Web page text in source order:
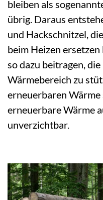
bleiben als
übrig. Daraus
und Hackschnitzel,
beim Heizen
so dazu beitragen,
Wärmebereich zu
erneuerbaren
erneuerbare Wärme
unverzichtbar.